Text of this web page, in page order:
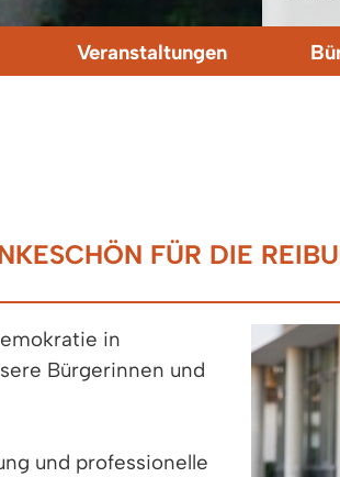
Veranstaltungen
FÜR DIE
in
Bürgerinnen und
und professionelle